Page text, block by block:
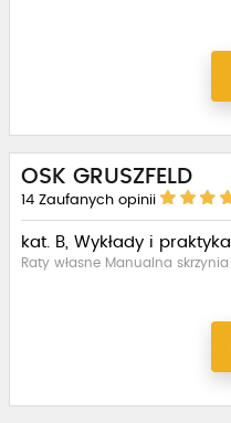
OSK GRUSZFELD
14 Zaufanych opinii
kat. B, Wykłady i praktyka
Raty własne Manualna